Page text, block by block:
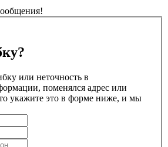
или неточность в
поменялся адрес или
укажите это в форме ниже, и мы